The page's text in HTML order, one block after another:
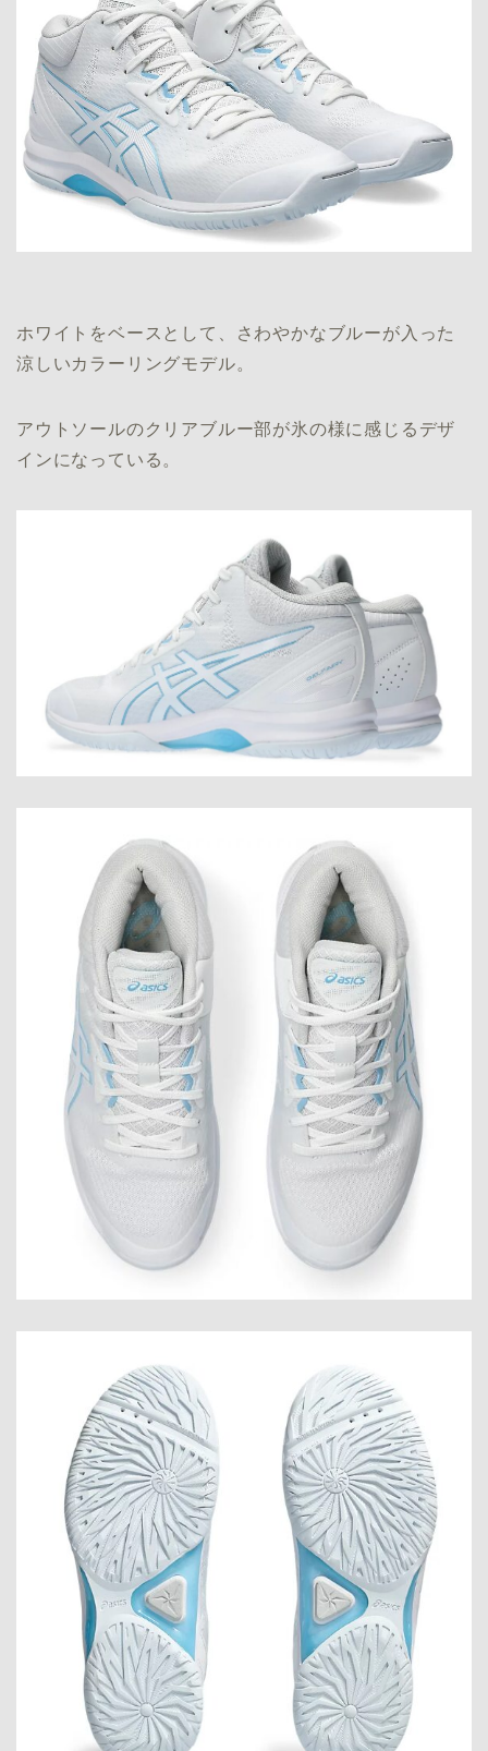
ホワイトをベースとして、さわやかなブルーが入った
涼しいカラーリングモデル。
アウトソールのクリアブルー部が氷の様に感じるデザ
インになっている。